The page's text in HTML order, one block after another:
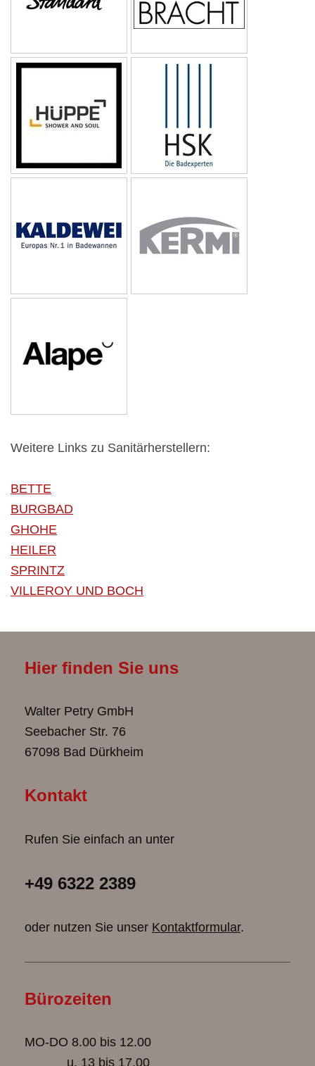
Weitere Links zu Sanitärherstellern:
BETTE
BURGBAD
GHOHE
HEILER
SPRINTZ
VILLEROY UND BOCH
Hier finden Sie uns
Walter Petry GmbH
Seebacher Str. 76
67098 Bad Dürkheim
Kontakt
Rufen Sie einfach an unter
+49 6322 2389
oder nutzen Sie unser Kontaktformular.
Bürozeiten
MO-DO 8.00 bis 12.00
u. 13 bis 17.00